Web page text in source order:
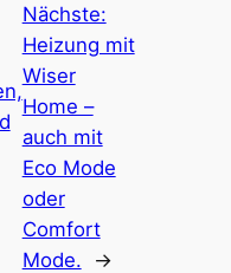
Nächste:
Heizung mit
Wiser
Home –
auch mit
Eco Mode
oder
Comfort
Mode.
→